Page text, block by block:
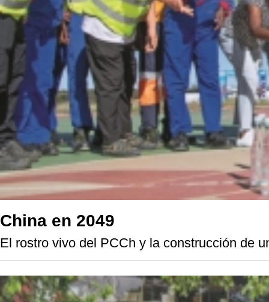
China en 2049
El rostro vivo del PCCh y la construcción de